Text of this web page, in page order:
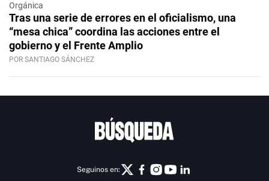
Orgánica
Tras una serie de errores en el oficialismo, una
“mesa chica” coordina las acciones entre el
gobierno y el Frente Amplio
POR SANTIAGO SÁNCHEZ
Seguinos en: